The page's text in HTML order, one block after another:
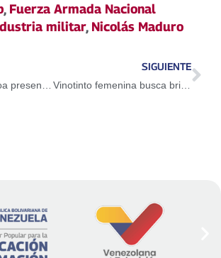
, Fuerza Armada Nacional
militar, Nicolás Maduro
SIGUIENTE
Vinotinto femenina busca brillar en la Copa América 2025